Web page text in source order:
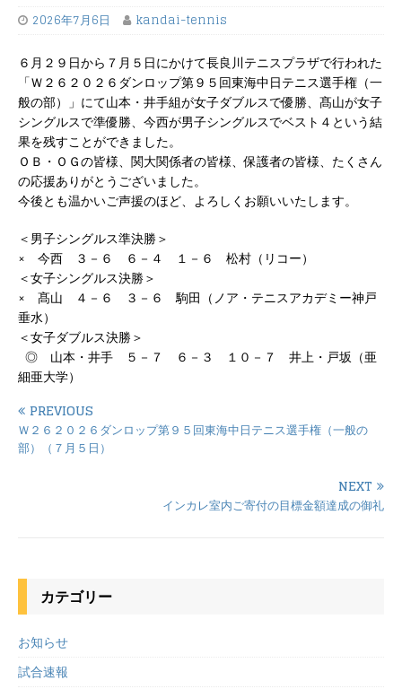
2026年7月6日 kandai-tennis
６月２９日から７月５日にかけて長良川テニスプラザで行われた
「Ｗ２６２０２６ダンロップ第９５回東海中日テニス選手権（一
般の部）」にて山本・井手組が女子ダブルスで優勝、髙山が女子
シングルスで準優勝、今西が男子シングルスでベスト４という結
果を残すことができました。
ＯＢ・ＯＧの皆様、関大関係者の皆様、保護者の皆様、たくさん
の応援ありがとうございました。
今後とも温かいご声援のほど、よろしくお願いいたします。
＜男子シングルス準決勝＞
× 今西 ３－６ ６－４ １－６ 松村（リコー）
＜女子シングルス決勝＞
× 髙山 ４－６ ３－６ 駒田（ノア・テニスアカデミー神戸
垂水）
＜女子ダブルス決勝＞
◎ 山本・井手 ５－７ ６－３ １０－７ 井上・戸坂（亜
細亜大学）
PREVIOUS
Ｗ２６２０２６ダンロップ第９５回東海中日テニス選手権（一般の
部）（７月５日）
NEXT
インカレ室内ご寄付の目標金額達成の御礼
カテゴリー
お知らせ
試合速報